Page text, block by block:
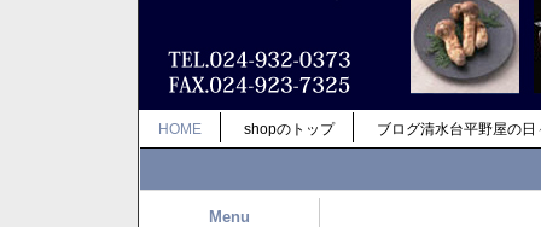
HOME shopのトップ ブログ清水台平野屋の日
Menu